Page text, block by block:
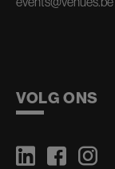
VOLG ONS